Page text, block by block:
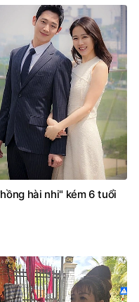
hài nhi" kém 6 tuổi